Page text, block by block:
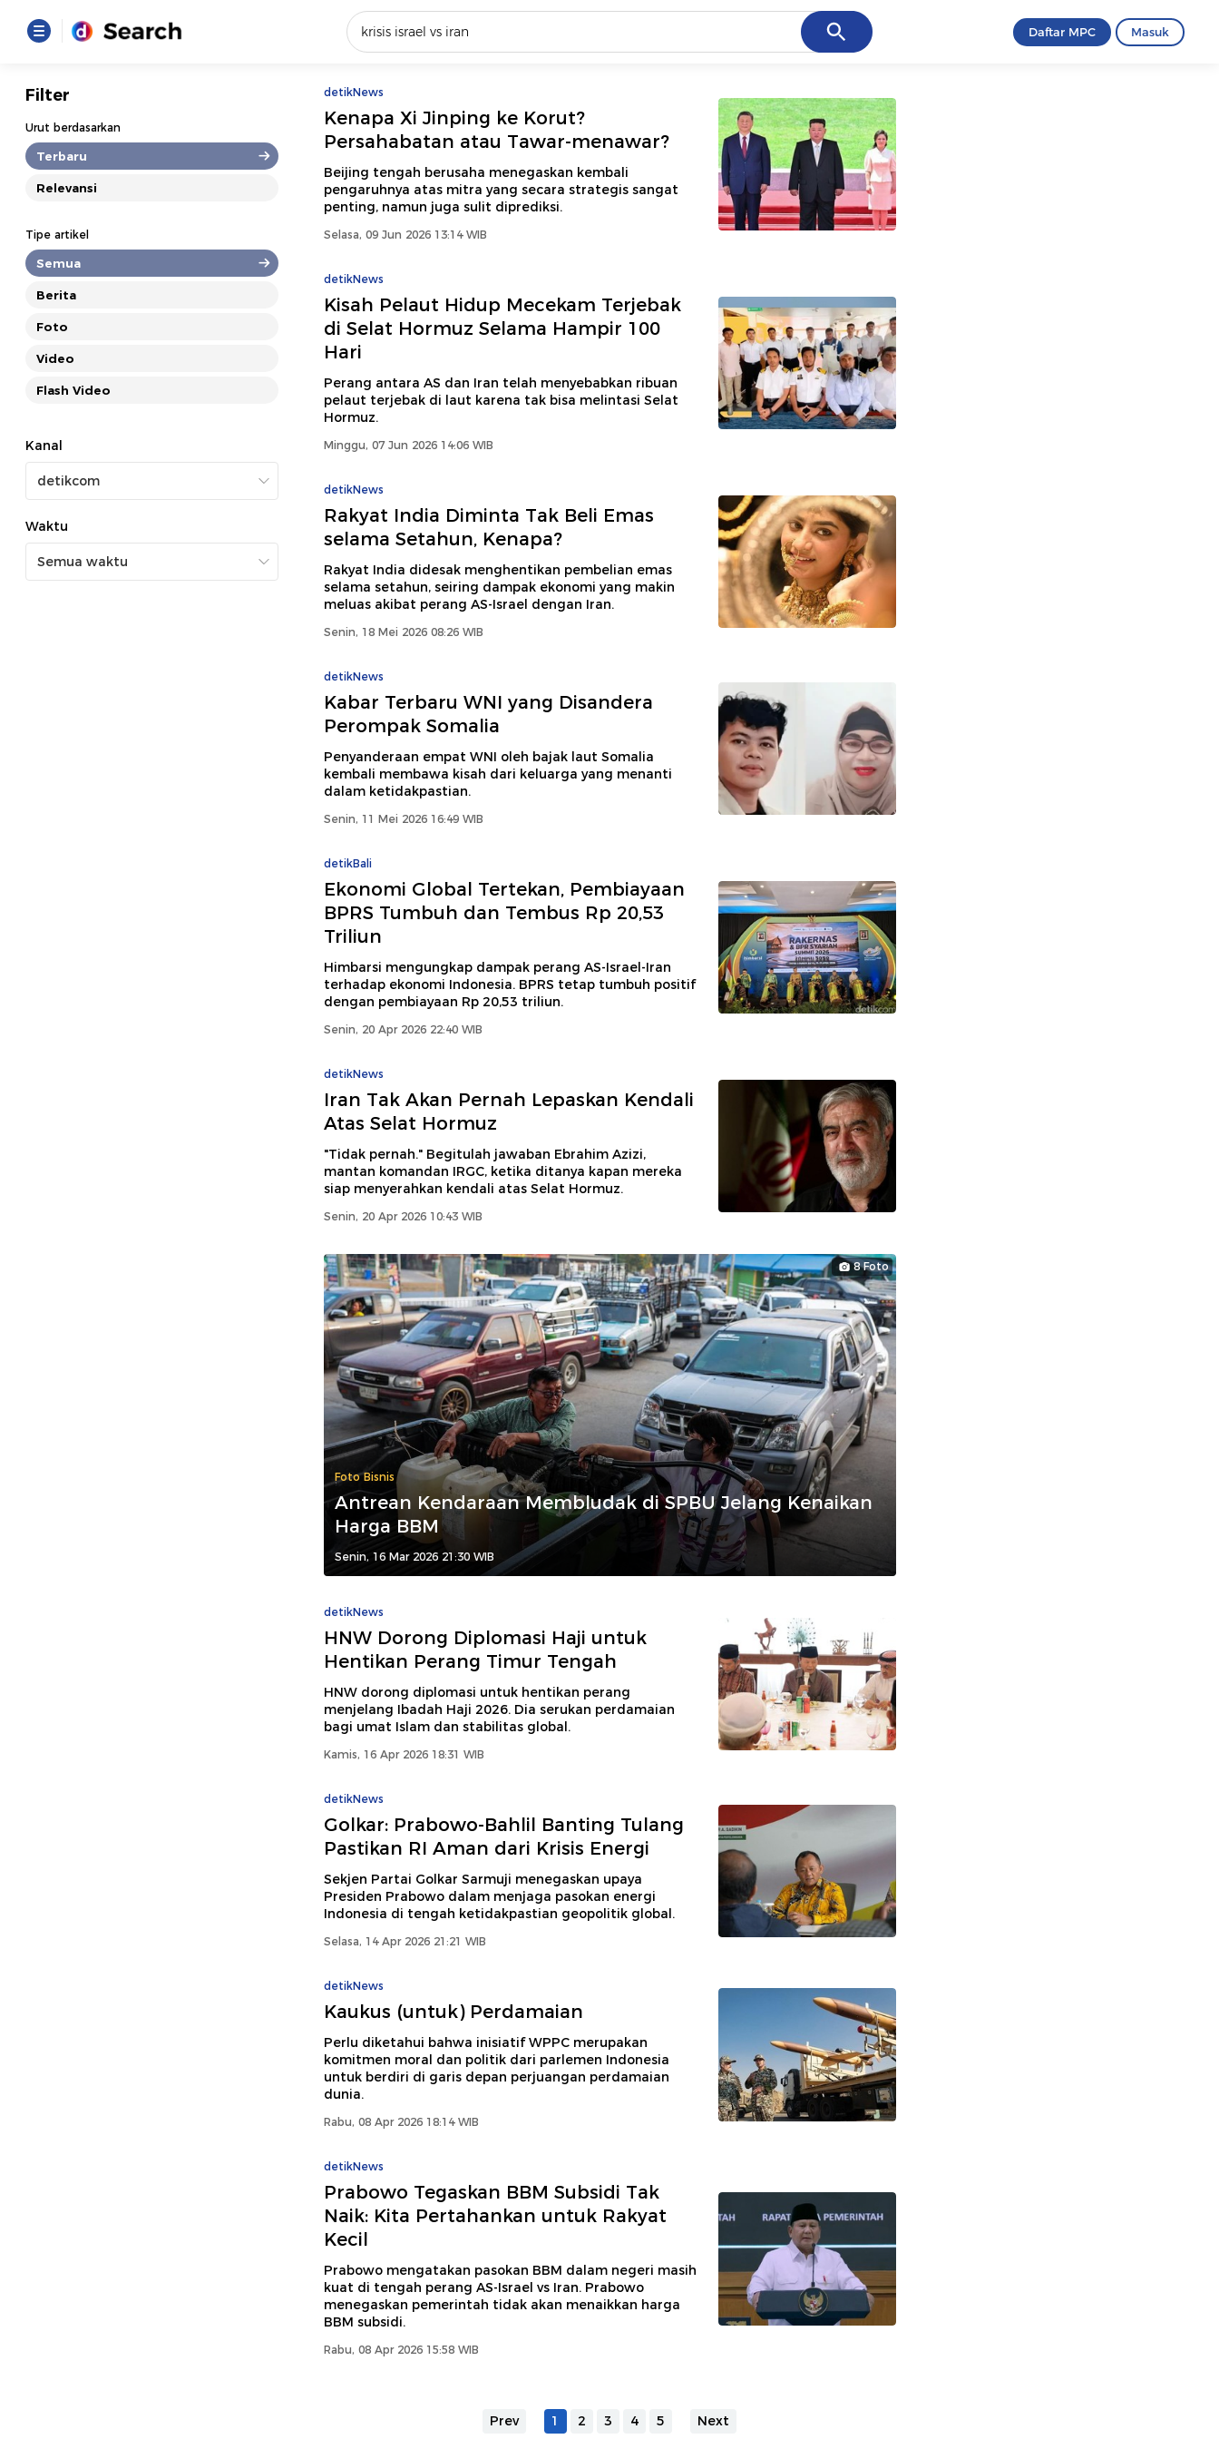
Cancel
Loading...
Promoted
Daftar MPC Masuk
Filter
Urut berdasarkan
Terbaru
Relevansi
Tipe artikel
Semua
Berita
Foto
Video
Flash Video
Kanal
Waktu
detikNews
Kenapa Xi Jinping ke Korut?
Persahabatan atau Tawar-menawar?
Beijing tengah berusaha menegaskan kembali
pengaruhnya atas mitra yang secara strategis sangat
penting, namun juga sulit diprediksi.
Selasa, 09 Jun 2026 13:14 WIB
detikNews
Kisah Pelaut Hidup Mecekam Terjebak
di Selat Hormuz Selama Hampir 100
Hari
Perang antara AS dan Iran telah menyebabkan ribuan
pelaut terjebak di laut karena tak bisa melintasi Selat
Hormuz.
Minggu, 07 Jun 2026 14:06 WIB
detikNews
Rakyat India Diminta Tak Beli Emas
selama Setahun, Kenapa?
Rakyat India didesak menghentikan pembelian emas
selama setahun, seiring dampak ekonomi yang makin
meluas akibat perang AS-Israel dengan Iran.
Senin, 18 Mei 2026 08:26 WIB
detikNews
Kabar Terbaru WNI yang Disandera
Perompak Somalia
Penyanderaan empat WNI oleh bajak laut Somalia
kembali membawa kisah dari keluarga yang menanti
dalam ketidakpastian.
Senin, 11 Mei 2026 16:49 WIB
detikBali
Ekonomi Global Tertekan, Pembiayaan
BPRS Tumbuh dan Tembus Rp 20,53
Triliun
Himbarsi mengungkap dampak perang AS-Israel-Iran
terhadap ekonomi Indonesia. BPRS tetap tumbuh positif
dengan pembiayaan Rp 20,53 triliun.
Senin, 20 Apr 2026 22:40 WIB
detikNews
Iran Tak Akan Pernah Lepaskan Kendali
Atas Selat Hormuz
"Tidak pernah." Begitulah jawaban Ebrahim Azizi,
mantan komandan IRGC, ketika ditanya kapan mereka
siap menyerahkan kendali atas Selat Hormuz.
Senin, 20 Apr 2026 10:43 WIB
8 Foto
Foto Bisnis
Antrean Kendaraan Membludak di SPBU Jelang Kenaikan
Harga BBM
Senin, 16 Mar 2026 21:30 WIB
detikNews
HNW Dorong Diplomasi Haji untuk
Hentikan Perang Timur Tengah
HNW dorong diplomasi untuk hentikan perang
menjelang Ibadah Haji 2026. Dia serukan perdamaian
bagi umat Islam dan stabilitas global.
Kamis, 16 Apr 2026 18:31 WIB
detikNews
Golkar: Prabowo-Bahlil Banting Tulang
Pastikan RI Aman dari Krisis Energi
Sekjen Partai Golkar Sarmuji menegaskan upaya
Presiden Prabowo dalam menjaga pasokan energi
Indonesia di tengah ketidakpastian geopolitik global.
Selasa, 14 Apr 2026 21:21 WIB
detikNews
Kaukus (untuk) Perdamaian
Perlu diketahui bahwa inisiatif WPPC merupakan
komitmen moral dan politik dari parlemen Indonesia
untuk berdiri di garis depan perjuangan perdamaian
dunia.
Rabu, 08 Apr 2026 18:14 WIB
detikNews
Prabowo Tegaskan BBM Subsidi Tak
Naik: Kita Pertahankan untuk Rakyat
Kecil
Prabowo mengatakan pasokan BBM dalam negeri masih
kuat di tengah perang AS-Israel vs Iran. Prabowo
menegaskan pemerintah tidak akan menaikkan harga
BBM subsidi.
Rabu, 08 Apr 2026 15:58 WIB
Prev 1 2 3 4 5 Next